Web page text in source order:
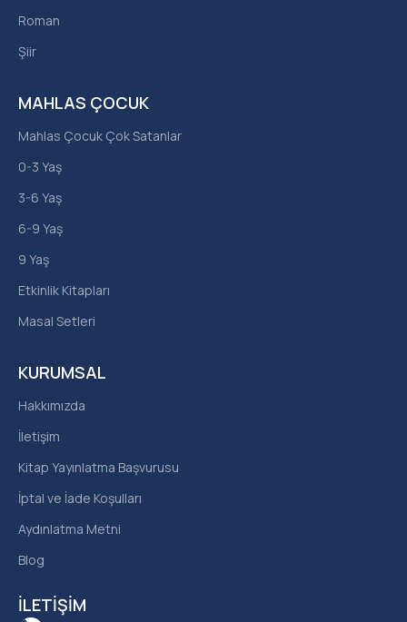
İLETIŞIM
KURUMSAL
Hakkımızda
İletişim
Kitap Yayınlatma Başvurusu
İptal ve İade Koşulları
Aydınlatma Metni
Blog
MAHLAS ÇOCUK
Mahlas Çocuk Çok Satanlar
0-3 Yaş
3-6 Yaş
6-9 Yaş
9 Yaş
Etkinlik Kitapları
Masal Setleri
Roman
Şiir